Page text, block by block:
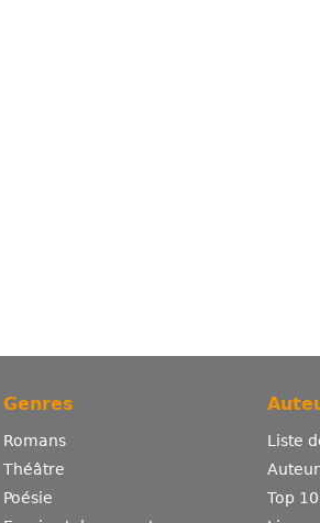
Genres
Romans
Théâtre
Poésie
Liste
Top